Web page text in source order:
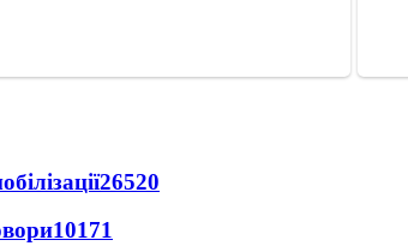
26520
10171